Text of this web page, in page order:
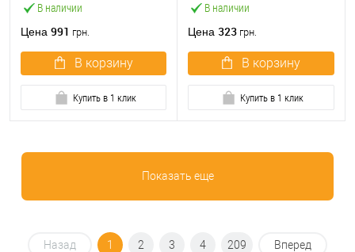
В наличии
Цена 991 грн.
В корзину
Купить в 1 клик
В наличии
Цена 323 грн.
В корзину
Купить в 1 клик
Показать еще
Назад 1 2 3 4 209 Вперед